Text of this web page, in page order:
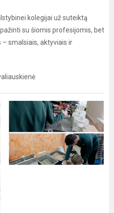
kolegijai už suteiktą
su šiomis profesijomis, bet
smalsiais, aktyviais ir